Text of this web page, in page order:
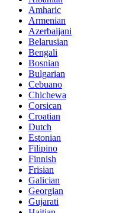
Amharic
Armenian
Azerbaijani
Belarusian
Bengali
Bosnian
Bulgarian
Cebuano
Chichewa
Corsican
Croatian
Dutch
Estonian
Filipino
Finnish
Frisian
Galician
Georgian
Gujarati